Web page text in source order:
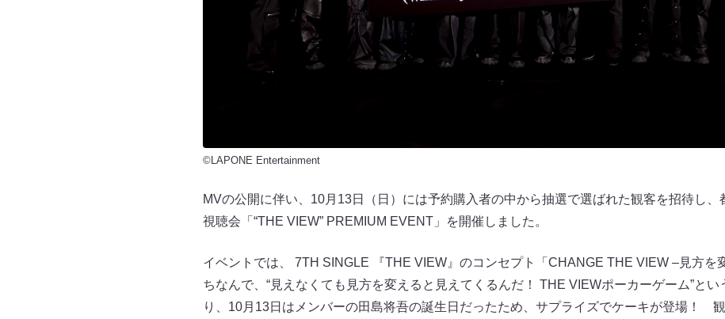
©LAPONE Entertainment
MVの公開に伴い、10月13日（日）には予約購入者の中から抽選で選ばれた観客を招待し、
視聴会「“THE VIEW” PREMIUM EVENT」を開催しました。
イベントでは、 7TH SINGLE 『THE VIEW』のコンセプト「CHANGE THE VIEW –見方を
ちなんで、“見えなくても見方を変えると見えてくるんだ！ THE VIEWポーカーゲーム”とい
り、10月13日はメンバーの田島将吾の誕生日だったため、サプライズでケーキが登場！